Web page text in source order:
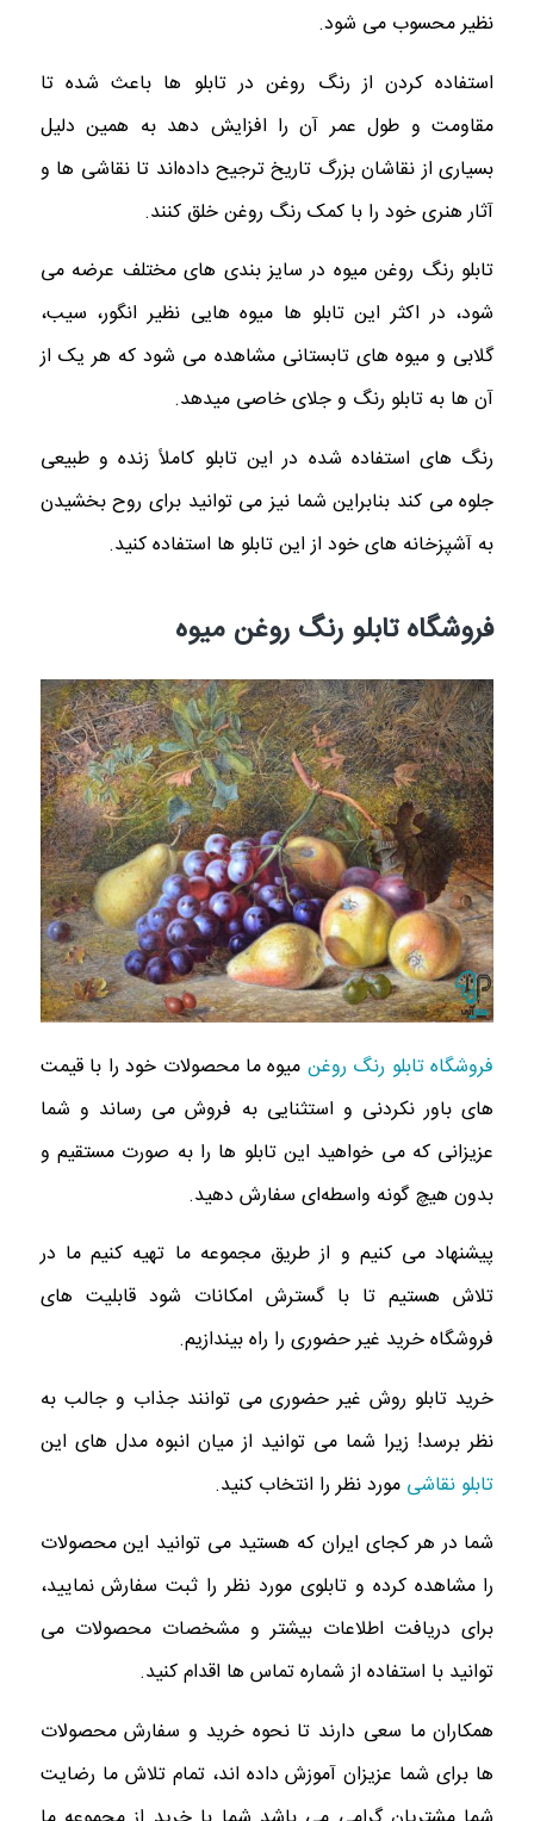
نظیر محسوب می شود.
استفاده کردن از رنگ روغن در تابلو ها باعث شده تا
مقاومت و طول عمر آن را افزایش دهد به همین دلیل
بسیاری از نقاشان بزرگ تاریخ ترجیح داده‌اند تا نقاشی ها و
آثار هنری خود را با کمک رنگ روغن خلق کنند.
تابلو رنگ روغن میوه در سایز بندی های مختلف عرضه می
شود، در اکثر این تابلو ها میوه‌ هایی نظیر انگور، سیب،
گلابی و میوه های تابستانی مشاهده می شود که هر یک از
آن ها به تابلو رنگ و جلای خاصی میدهد.
رنگ های استفاده شده در این تابلو کاملاً زنده و طبیعی
جلوه می کند بنابراین شما نیز می توانید برای روح بخشیدن
به آشپزخانه های خود از این تابلو ها استفاده کنید.
فروشگاه تابلو رنگ روغن میوه
فروشگاه تابلو رنگ روغن میوه ما محصولات خود را با قیمت
های باور نکردنی و استثنایی به فروش می رساند و شما
عزیزانی که می‌ خواهید این تابلو ها را به صورت مستقیم و
بدون هیچ گونه واسطه‌ای سفارش دهید.
پیشنهاد می کنیم و از طریق مجموعه ما تهیه کنیم ما در
تلاش هستیم تا با گسترش امکانات شود قابلیت های
فروشگاه خرید غیر حضوری را راه بیندازیم.
خرید تابلو روش غیر حضوری می‌ توانند جذاب و جالب به
نظر برسد! زیرا شما می توانید از میان انبوه مدل های این
تابلو نقاشی مورد نظر را انتخاب کنید.
شما در هر کجای ایران که هستید می توانید این محصولات
را مشاهده کرده و تابلوی مورد نظر را ثبت سفارش نمایید،
برای دریافت اطلاعات بیشتر و مشخصات محصولات می
توانید با استفاده از شماره تماس ها اقدام کنید.
همکاران ما سعی دارند تا نحوه خرید و سفارش محصولات
ها برای شما عزیزان آموزش داده اند، تمام تلاش ما رضایت